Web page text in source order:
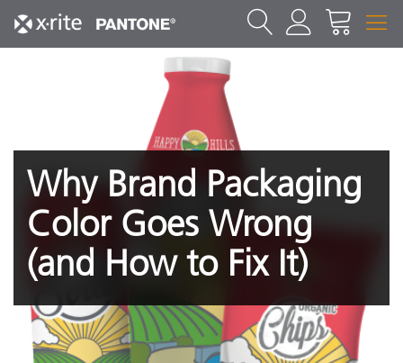
Why Brand Packaging
Color Goes Wrong
(and How to Fix It)